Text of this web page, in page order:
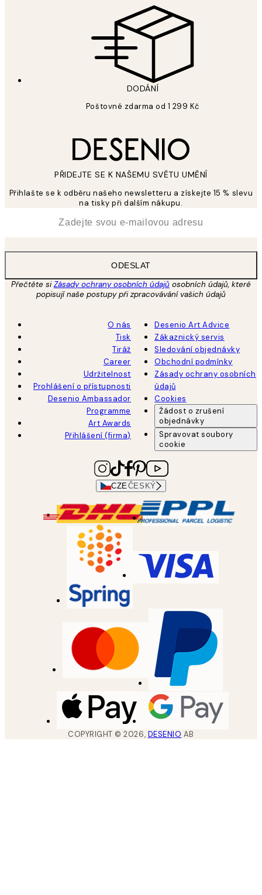
DODÁNÍ
Poštovné zdarma od 1 299 Kč
PŘIDEJTE SE K NAŠEMU SVĚTU UMĚNÍ
Přihlašte se k odběru našeho newsletteru a získejte 15 % slevu
na tisky při dalším nákupu.
ODESLAT
Přečtěte siZásady ochrany osobních údajů osobních údajů, které
popisují naše postupy při zpracovávání vašich údajů
O nás
Tisk
Tiráž
Career
Udržitelnost
Prohlášení o přístupnosti
Desenio Ambassador
Programme
Art Awards
Přihlášení (firma)
Desenio Art Advice
Zákaznický servis
Sledování objednávky
Obchodní podmínky
Zásady ochrany osobních
údajů
Cookies
Žádost o zrušení
objednávky
Spravovat soubory
cookie
CZEČESKÝ
COPYRIGHT ©2026, DESENIO AB